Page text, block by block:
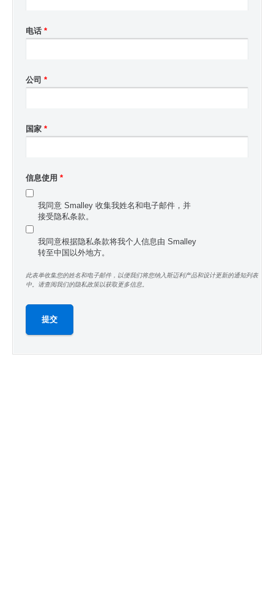
电话 *
公司 *
国家 *
信息使用 *
我同意 Smalley 收集我姓名和电子邮件，并
接受隐私条款。
我同意根据隐私条款将我个人信息由 Smalley
转至中国以外地方。
此表单收集您的姓名和电子邮件，以便我们将您纳入斯迈利产品和设计更新的通知列表
中。请查阅我们的隐私政策以获取更多信息。